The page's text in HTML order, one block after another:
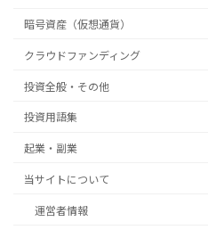
暗号資産（仮想通貨）
クラウドファンディング
投資全般・その他
投資用語集
起業・副業
当サイトについて
運営者情報